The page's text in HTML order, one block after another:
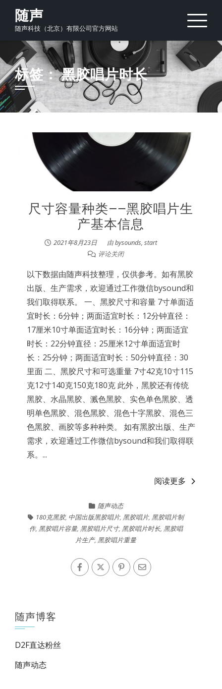
content
随声
随声科技（北京）有限公司官方网站
标签：黑胶唱片时长
尺寸容量种类——黑胶唱片生
产基本信息
2021年8月23日 由bysounds, start
评论关闭
以下数据由随声科技整理，仅供参考。如有黑胶
出版、生产需求，欢迎通过工作微信bysound和
我们取得联系。 一、黑胶尺寸和容量 7寸单面适
宜时长：6分钟；两面适宜时长：12分钟直径：
17厘米10寸单面适宜时长：16分钟；两面适宜
时长：22分钟直径：25厘米12寸单面适宜时
长：25分钟；两面适宜时长：50分钟直径：30
里面 二、黑胶尺寸和可选重量 7寸42克10寸115
克12寸140克150克180克 此外，黑胶还有传统
黑胶、水晶黑胶、溅色黑胶、实色单色黑胶、透
明单色黑胶、混色黑胶、混色十字黑胶、混色三
色黑胶、画胶等多种种类。 如有黑胶出版、生产
需求，欢迎通过工作微信bysound和我们取得联
系。...
阅读更多
随声动态
180克黑胶, 中国出版黑胶唱片, 黑胶唱片, 黑胶唱片制
作, 黑胶唱片容量, 黑胶唱片尺寸, 黑胶唱片时长, 黑胶唱
片生产, 黑胶唱片重量
随声博客
D2F直达粉丝
随声动态